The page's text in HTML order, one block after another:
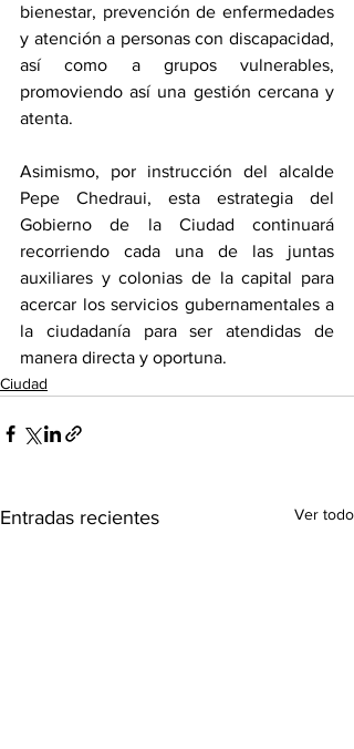
bienestar, prevención de enfermedades
y atención a personas con discapacidad,
así como a grupos vulnerables,
promoviendo así una gestión cercana y
atenta.
Asimismo, por instrucción del alcalde
Pepe Chedraui, esta estrategia del
Gobierno de la Ciudad continuará
recorriendo cada una de las juntas
auxiliares y colonias de la capital para
acercar los servicios gubernamentales a
la ciudadanía para ser atendidas de
manera directa y oportuna.
Ciudad
Entradas recientes Ver todo